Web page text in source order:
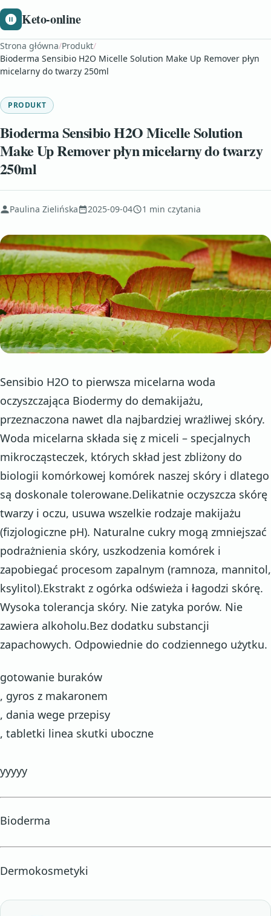
Keto-online
Strona główna/Produkt/
Bioderma Sensibio H2O Micelle Solution Make Up Remover płyn
micelarny do twarzy 250ml
PRODUKT
Bioderma Sensibio H2O Micelle Solution
Make Up Remover płyn micelarny do twarzy
250ml
Paulina Zielińska 2025-09-04 1 min czytania
Sensibio H2O to pierwsza micelarna woda
oczyszczająca Biodermy do demakijażu,
przeznaczona nawet dla najbardziej wrażliwej skóry.
Woda micelarna składa się z miceli – specjalnych
mikrocząsteczek, których skład jest zbliżony do
biologii komórkowej komórek naszej skóry i dlatego
są doskonale tolerowane.Delikatnie oczyszcza skórę
twarzy i oczu, usuwa wszelkie rodzaje makijażu
(fizjologiczne pH). Naturalne cukry mogą zmniejszać
podrażnienia skóry, uszkodzenia komórek i
zapobiegać procesom zapalnym (ramnoza, mannitol,
ksylitol).Ekstrakt z ogórka odświeża i łagodzi skórę.
Wysoka tolerancja skóry. Nie zatyka porów. Nie
zawiera alkoholu.Bez dodatku substancji
zapachowych. Odpowiednie do codziennego użytku.
gotowanie buraków
, gyros z makaronem
, dania wege przepisy
, tabletki linea skutki uboczne
yyyyy
Bioderma
Dermokosmetyki